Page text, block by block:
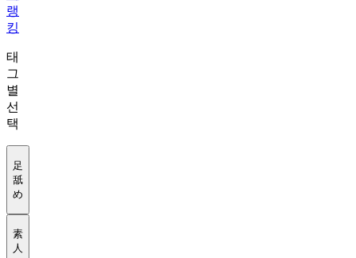
랭
킹
태
그
별
선
택
足
舐
め
素
人